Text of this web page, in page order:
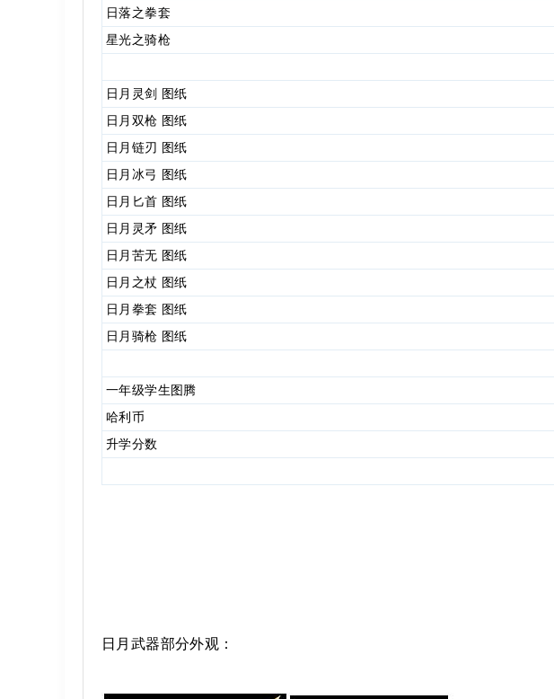
日落之拳套
星光之骑枪
日月灵剑 图纸
日月双枪 图纸
日月链刃 图纸
日月冰弓 图纸
日月匕首 图纸
日月灵矛 图纸
日月苦无 图纸
日月之杖 图纸
日月拳套 图纸
日月骑枪 图纸
一年级学生图腾
哈利币
升学分数
日月武器部分外观：